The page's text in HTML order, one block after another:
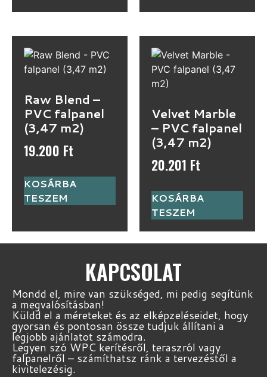
Raw Blend –
PVC falpanel
(3,47 m2)
19.200 Ft
KOSÁRBA
TESZEM
Velvet Marble
– PVC falpanel
(3,47 m2)
20.201 Ft
KOSÁRBA
TESZEM
KAPCSOLAT
Mondd el, mire van szükséged, mi pedig segítünk
a megvalósításban!
Küldd el a méreteket és az elképzeléseidet, hogy
gyorsan és pontosan össze tudjuk állítani a
legjobb ajánlatot számodra.
Legyen szó WPC kerítésről, teraszról vagy
falpanelről – számíthatsz ránk a tervezéstől a
kivitelezésig.